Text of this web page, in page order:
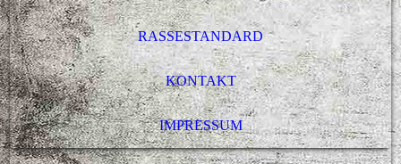
RASSESTANDARD
KONTAKT
IMPRESSUM